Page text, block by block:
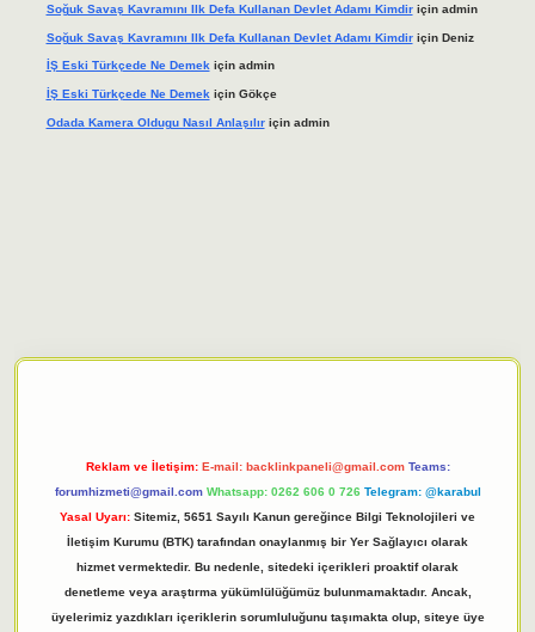
Soğuk Savaş Kavramını Ilk Defa Kullanan Devlet Adamı Kimdiriçin admin
Soğuk Savaş Kavramını Ilk Defa Kullanan Devlet Adamı Kimdiriçin Deniz
İŞ Eski Türkçede Ne Demekiçin admin
İŞ Eski Türkçede Ne Demek için Gökçe
Odada Kamera Oldugu Nasıl Anlaşılıriçin admin
Reklam ve İletişim: E-mail: backlinkpaneli@gmail.com Teams:
forumhizmeti@gmail.com Whatsapp: 0262 606 0 726 Telegram: @karabul
Yasal Uyarı: Sitemiz, 5651 Sayılı Kanun gereğince Bilgi Teknolojileri ve
İletişim Kurumu (BTK) tarafından onaylanmış bir Yer Sağlayıcı olarak
hizmet vermektedir. Bu nedenle, sitedeki içerikleri proaktif olarak
denetleme veya araştırma yükümlülüğümüz bulunmamaktadır. Ancak,
üyelerimiz yazdıkları içeriklerin sorumluluğunu taşımakta olup, siteye üye